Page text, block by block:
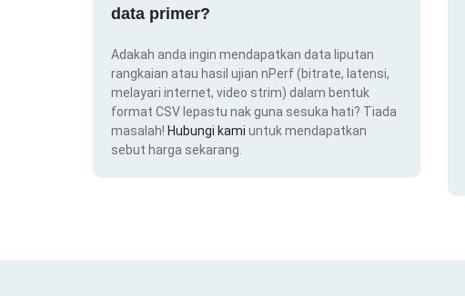
data primer?
Adakah anda ingin mendapatkan data liputan
rangkaian atau hasil ujian nPerf (bitrate, latensi,
melayari internet, video strim) dalam bentuk
format CSV lepastu nak guna sesuka hati? Tiada
masalah! Hubungi kami untuk mendapatkan
sebut harga sekarang.